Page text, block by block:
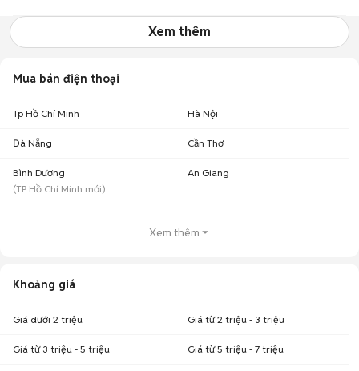
Xem thêm
Mua bán điện thoại
Tp Hồ Chí Minh Hà Nội
Đà Nẵng Cần Thơ
Bình Dương
(TP Hồ Chí Minh mới)
An Giang
Xem thêm
Khoảng giá
Giá dưới 2 triệu Giá từ 2 triệu - 3 triệu
Giá từ 3 triệu - 5 triệu Giá từ 5 triệu - 7 triệu